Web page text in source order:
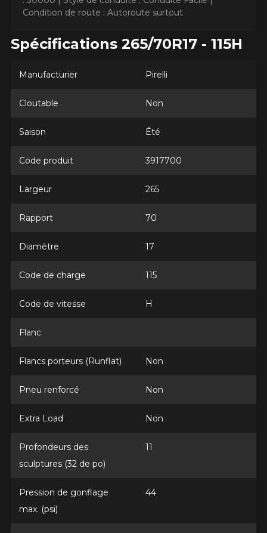
Condition de route : Autoroute surtout
Spécifications 265/70R17 - 115H
Manufacturier Pirelli
Cloutable Non
Saison Été
Code produit 3917700
Largeur 265
Rapport 70
Diamètre 17
Code de charge 115
Code de vitesse H
Flanc
Flancs porteurs (Runflat) Non
Pneu renforcé Non
Extra Load Non
Profondeurs des
sculptures (32 de po)
11
Pression de gonflage
max. (psi)
44
AJOUTER UN AVIS
Votre avis concernant le
SCORPION AS PLUS 3
Courriel
Année
Marque
Option